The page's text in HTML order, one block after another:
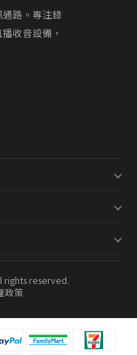
路。專注錄
收音設備，
rights reserved.
政策